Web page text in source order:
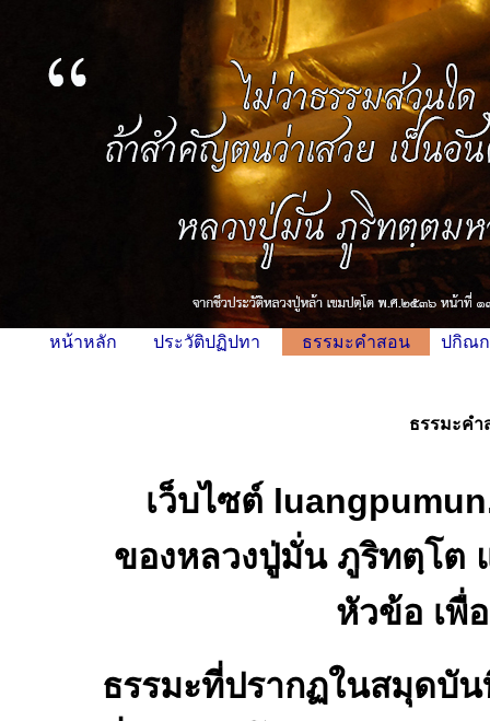
หน้าหลัก ประวัติปฏิปทา ธรรมะคำสอน ปกิณ
ธรรมะคำ
เว็บไซต์
ของหลวงปู่มั่น ภูริทตฺโต
หัวข้อ เพื่
ธรรมะที่ปรากฏในสมุดบั